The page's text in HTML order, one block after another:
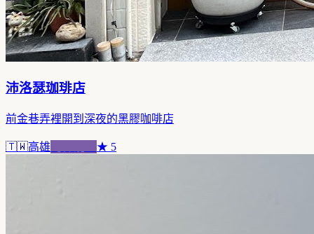
沛洛瑟珈琲店
前金巷弄裡開到深夜的黑膠咖啡店
🇹🇼高雄 ★ 5